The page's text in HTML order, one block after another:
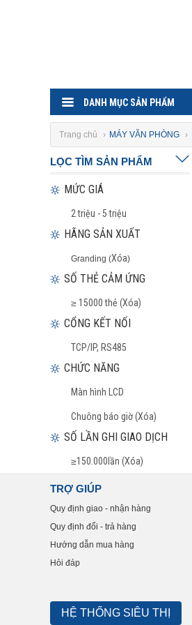
DANH MỤC SẢN PHẨM
Trang chủ › MÁY VĂN PHÒNG ›
LỌC TÌM SẢN PHẨM
MỨC GIÁ
2 triệu - 5 triệu
HÃNG SẢN XUẤT
Granding (Xóa)
SỐ THẺ CẢM ỨNG
≥ 15000 thẻ (Xóa)
CỔNG KẾT NỐI
TCP/IP, RS485
CHỨC NĂNG
Màn hình LCD
Chuông báo giờ (Xóa)
SỐ LẦN GHI GIAO DỊCH
≥150.000lần (Xóa)
TRỢ GIÚP
Quy định giao - nhận hàng
Quy định đổi - trả hàng
Hướng dẫn mua hàng
Hỏi đáp
HỆ THỐNG SIÊU THỊ